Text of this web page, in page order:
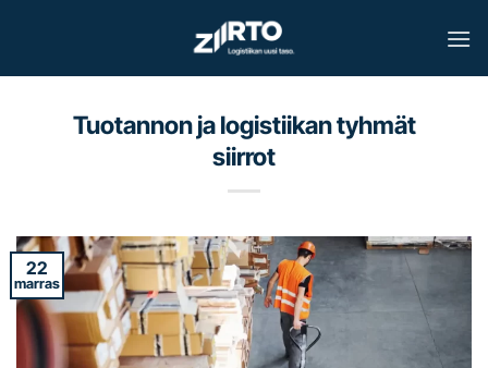
Tuotannon ja logistiikan tyhmät
siirrot
22
marras